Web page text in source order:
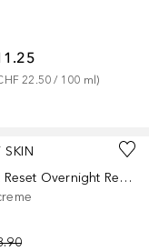
22.50 / 100 ml)
SKIN
Instant Reset Overnight Recovery Gel-Cream